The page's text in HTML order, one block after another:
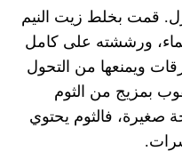
قمت بخلط زيت النيم
ورششته على كامل
ويمنعها من التحول
بمزيج من الثوم
صغيرة، فالثوم يحتوي